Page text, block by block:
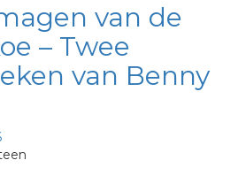
van de
– Twee
van Benny